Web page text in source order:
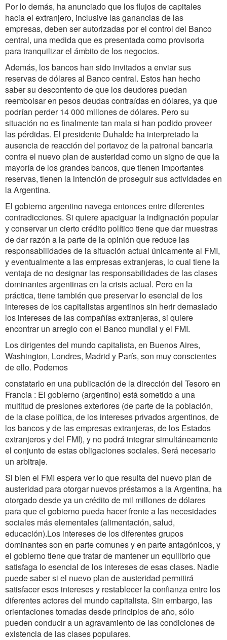
Por lo demás, ha anunciado que los flujos de capitales
hacia el extranjero, inclusive las ganancias de las
empresas, deben ser autorizadas por el control del Banco
central, una medida que es presentada como provisoria
para tranquilizar el ámbito de los negocios.
Además, los bancos han sido invitados a enviar sus
reservas de dólares al Banco central. Estos han hecho
saber su descontento de que los deudores puedan
reembolsar en pesos deudas contraídas en dólares, ya que
podrían perder 14 000 millones de dólares. Pero su
situación no es finalmente tan mala si han podido proveer
las pérdidas. El presidente Duhalde ha interpretado la
ausencia de reacción del portavoz de la patronal bancaria
contra el nuevo plan de austeridad como un signo de que la
mayoría de los grandes bancos, que tienen importantes
reservas, tienen la intención de proseguir sus actividades en
la Argentina.
El gobierno argentino navega entonces entre diferentes
contradicciones. Si quiere apaciguar la indignación popular
y conservar un cierto crédito político tiene que dar muestras
de dar razón a la parte de la opinión que reduce las
responsabilidades de la situación actual únicamente al FMI,
y eventualmente a las empresas extranjeras, lo cual tiene la
ventaja de no designar las responsabilidades de las clases
dominantes argentinas en la crisis actual. Pero en la
práctica, tiene también que preservar lo esencial de los
intereses de los capitalistas argentinos sin herir demasiado
los intereses de las compañías extranjeras, si quiere
encontrar un arreglo con el Banco mundial y el FMI.
Los dirigentes del mundo capitalista, en Buenos Aires,
Washington, Londres, Madrid y París, son muy conscientes
de ello. Podemos
constatarlo en una publicación de la dirección del Tesoro en
Francia : El gobierno (argentino) está sometido a una
multitud de presiones exteriores (de parte de la población,
de la clase política, de los intereses privados argentinos, de
los bancos y de las empresas extranjeras, de los Estados
extranjeros y del FMI), y no podrá integrar simultáneamente
el conjunto de estas obligaciones sociales. Será necesario
un arbitraje.
Si bien el FMI espera ver lo que resulta del nuevo plan de
austeridad para otorgar nuevos préstamos a la Argentina, ha
otorgado desde ya un crédito de mil millones de dólares
para que el gobierno pueda hacer frente a las necesidades
sociales más elementales (alimentación, salud,
educación).Los intereses de los diferentes grupos
dominantes son en parte comunes y en parte antagónicos, y
el gobierno tiene que tratar de mantener un equilibrio que
satisfaga lo esencial de los intereses de esas clases. Nadie
puede saber si el nuevo plan de austeridad permitirá
satisfacer esos intereses y restablecer la confianza entre los
diferentes actores del mundo capitalista. Sin embargo, las
orientaciones tomadas desde principios de año, sólo
pueden conducir a un agravamiento de las condiciones de
existencia de las clases populares.